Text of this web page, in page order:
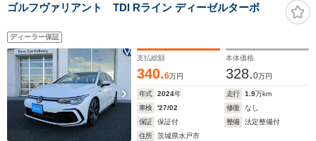
ゴルフヴァリアント TDI Rライン ディーゼルターボ
ディーラー保証
支払総額
340.6万円
本体価格
328.0万円
年式 2024年 走行 1.9万km
車検
'27/02 修復
なし
保証
保証付 整備
法定整備付
住所
茨城県水戸市